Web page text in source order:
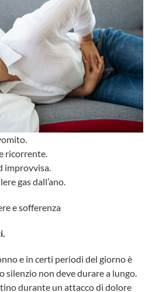
ricorrente.
improvvisa.
gas dall’ano.
e sofferenza
e in certi periodi del giorno è
silenzio non deve durare a lungo.
durante un attacco di dolore